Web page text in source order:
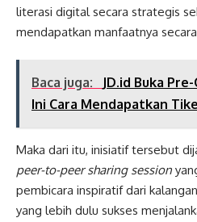
literasi digital secara strategis
mendapatkan manfaatnya
Baca juga:
JD.id Buka
Ini Cara Mendapatkan
Maka dari itu, inisiatif tersebut
peer-to-peer sharing session
pembicara inspiratif dari
yang lebih dulu sukses